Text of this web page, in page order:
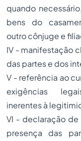
quando
bens do
outro cônjuge e
IV - manifestação
das partes e dos
V - referência ao
exigências
inerentes à
VI - declaração
presença das